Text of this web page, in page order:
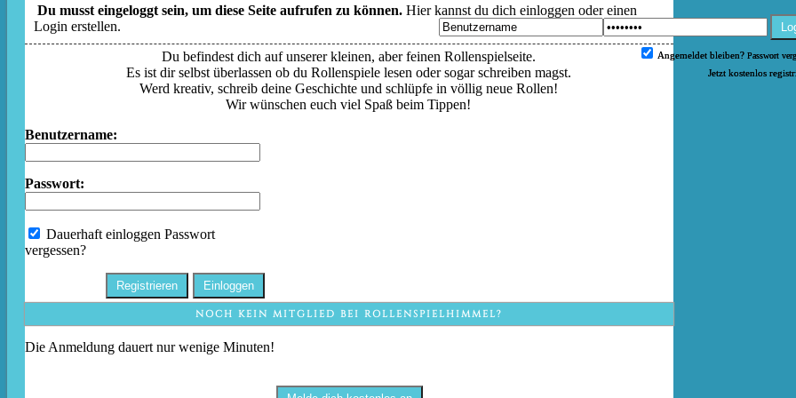
Angemeldet bleiben? Passwort
Jetzt kostenlos
Du musst eingeloggt sein, um diese Seite aufrufen zu können. Hier kannst du dich einloggen oder einen
Login erstellen.
Du befindest dich auf unserer kleinen, aber feinen Rollenspielseite.
Es ist dir selbst überlassen ob du Rollenspiele lesen oder sogar schreiben magst.
Werd kreativ, schreib deine Geschichte und schlüpfe in völlig neue Rollen!
Wir wünschen euch viel Spaß beim Tippen!
Benutzername:
Passwort:
Dauerhaft einloggen Passwort
vergessen?
NOCH KEIN MITGLIED BEI ROLLENSPIELHIMMEL?
Die Anmeldung dauert nur wenige Minuten!